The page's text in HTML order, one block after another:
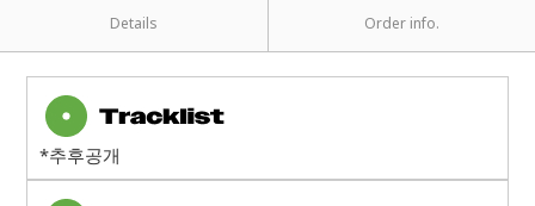
Details Order info.
*추후공개